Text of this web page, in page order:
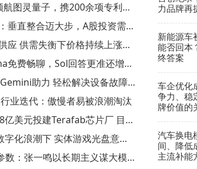
万亿参数）和月之暗面公司推出
内大模型参数规模纪录。不过知情
阶段，最终是否落地仍存在不确定
图灵量子，携200余项专利启
垂直整合迈大步，A股投资需踩
应 供需失衡下价格持续上涨成
免费畅聊，Sol回答更准还增推
助力 轻松解决设备故障
业迭代：傲慢者易被浪潮淘汰
美元投建Terafab芯片厂 目标
化浪潮下 实体游戏光盘意义
数：张一鸣以长期主义谋大模
力品牌再
新能源车
能否回本
终答案
车企优化
争力、稳
牌价值的
汽车换电
间、降低
主流补能